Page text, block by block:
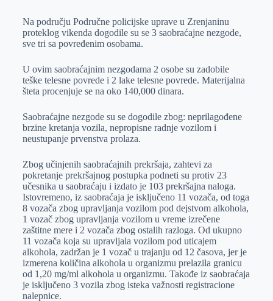
e
r
I
n
s
A
p
a
i
Na području Područne policijske uprave u Zrenjaninu
proteklog vikenda dogodile su se 3 saobraćajne nezgode,
sve tri sa povređenim osobama.
U ovim saobraćajnim nezgodama 2 osobe su zadobile
teške telesne povrede i 2 lake telesne povrede. Materijalna
šteta procenjuje se na oko 140,000 dinara.
Saobraćajne nezgode su se dogodile zbog: neprilagođene
brzine kretanja vozila, nepropisne radnje vozilom i
neustupanje prvenstva prolaza.
Zbog učinjenih saobraćajnih prekršaja, zahtevi za
pokretanje prekršajnog postupka podneti su protiv 23
učesnika u saobraćaju i izdato je 103 prekršajna naloga.
Istovremeno, iz saobraćaja je isključeno 11 vozača, od toga
8 vozača zbog upravljanja vozilom pod dejstvom alkohola,
1 vozač zbog upravljanja vozilom u vreme izrečene
zaštitne mere i 2 vozača zbog ostalih razloga. Od ukupno
11 vozača koja su upravljala vozilom pod uticajem
alkohola, zadržan je 1 vozač u trajanju od 12 časova, jer je
izmerena količina alkohola u organizmu prelazila granicu
od 1,20 mg/ml alkohola u organizmu. Takođe iz saobraćaja
je isključeno 3 vozila zbog isteka važnosti registracione
nalepnice.